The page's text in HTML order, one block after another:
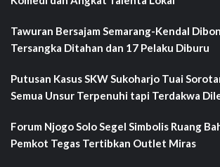
Tawuran Bersajam Semarang-Kendal
Tersangka Ditahan dan 17 Pelaku Diburu
Putusan Kasus SKW Sukoharjo Tuai
Semua Unsur Terpenuhi tapi Terdakwa
Forum Njogo Solo Segel Simbolis Ruang
Pemkot Tegas Tertibkan Outlet Miras